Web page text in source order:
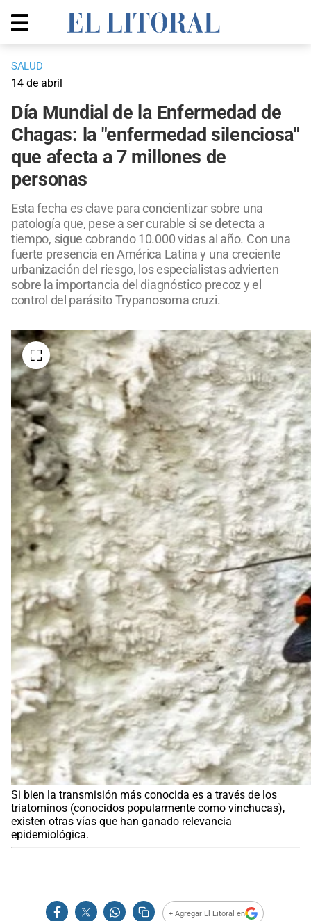
SALUD
14 de abril
Día Mundial de la Enfermedad de
Chagas: la "enfermedad silenciosa"
que afecta a 7 millones de
personas
Esta fecha es clave para concientizar sobre una
patología que, pese a ser curable si se detecta a
tiempo, sigue cobrando 10.000 vidas al año. Con una
fuerte presencia en América Latina y una creciente
urbanización del riesgo, los especialistas advierten
sobre la importancia del diagnóstico precoz y el
control del parásito Trypanosoma cruzi.
Si bien la transmisión más conocida es a través de los
triatominos (conocidos popularmente como vinchucas),
existen otras vías que han ganado relevancia
epidemiológica.
+ Agregar El Litoral en